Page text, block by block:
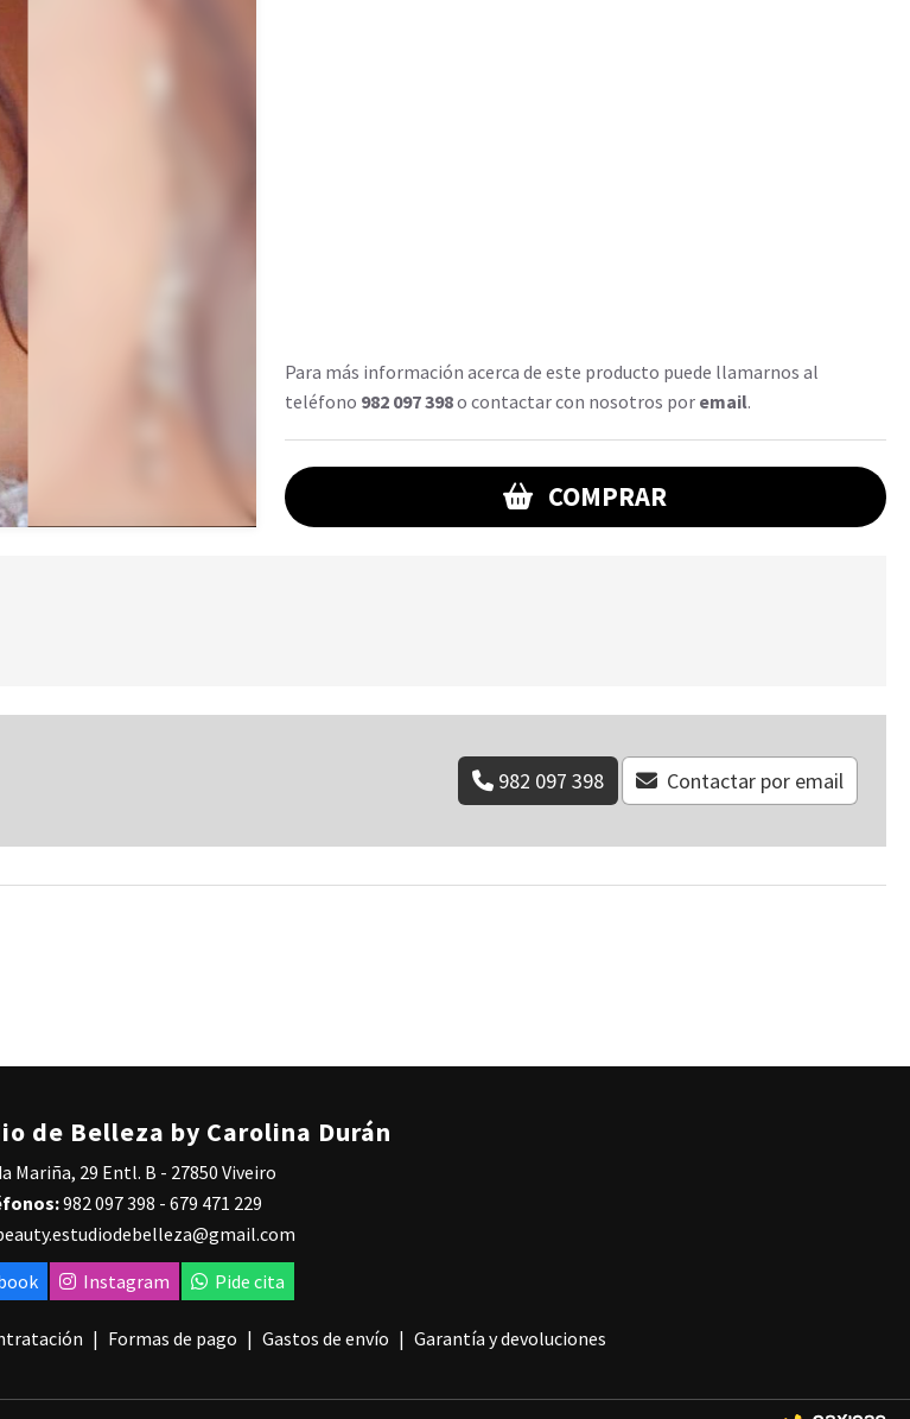
Para más información acerca de este producto puede llamarnos al
teléfono 982 097 398o contactar con nosotros por email.
COMPRAR
982 097 398 Contactar por email
de Belleza by Carolina Durán
Mariña, 29 Entl. B - 27850 Viveiro
982 097 398 - 679 471 229
Instagram Pide cita
Formas de pago Gastos de envío Garantía y devoluciones